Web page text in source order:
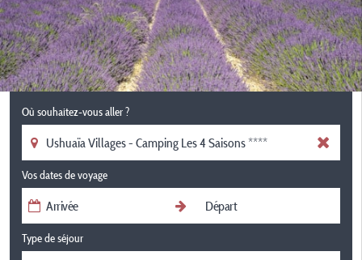
Où souhaitez-vous aller ?
Vos dates de voyage
Type de séjour